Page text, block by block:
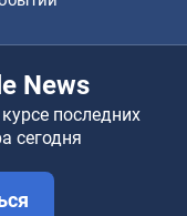
News
последних
сегодня